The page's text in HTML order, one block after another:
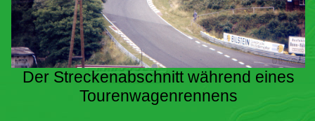
Der Streckenabschnitt während eines
Tourenwagenrennens